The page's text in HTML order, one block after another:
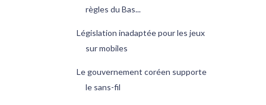
règles du Bas...
Législation inadaptée pour les jeux
sur mobiles
Le gouvernement coréen supporte
le sans-fil